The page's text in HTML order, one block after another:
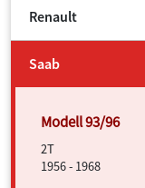
Renault
Saab
2T
1956 - 1968